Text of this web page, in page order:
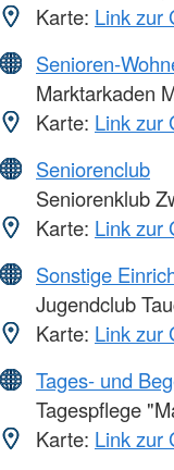
Karte: Link zur
Senioren-
Marktarkaden
Karte: Link zur
Seniorenclub
Seniorenklub
Karte: Link zur
Sonstige
Jugendclub
Karte: Link zur
Tages- und
Tagespflege
Karte: Link zur